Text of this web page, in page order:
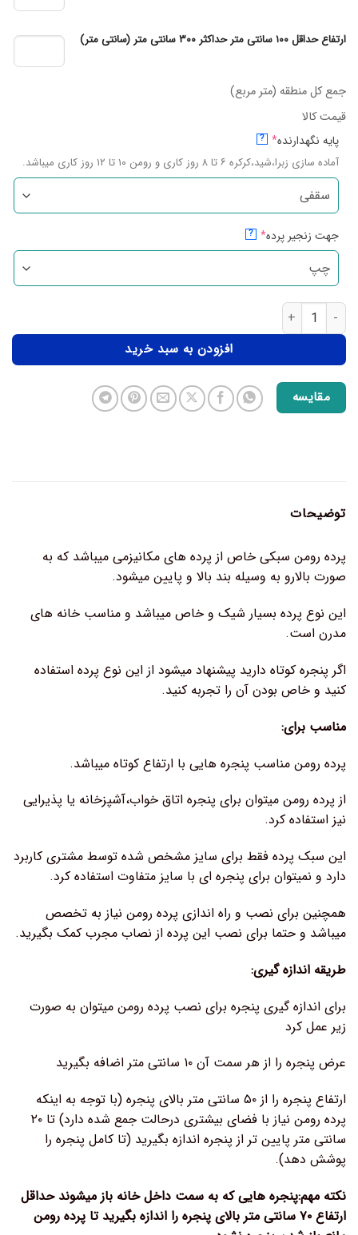
ارتفاع حداقل ۱۰۰ سانتی متر حداکثر ۳۰۰ سانتی متر (سانتی متر)
جمع کل منطقه (متر مربع)
قیمت کالا
پایه نگهدارنده*
?
آماده سازی زبرا،شید،کرکره ۶ تا ۸ روز کاری و رومن ۱۰ تا ۱۲ روز کاری میباشد.
جهت زنجیر پرده*
?
افزودن به سبد خرید
مقایسه
توضیحات
پرده رومن سبکی خاص از پرده های مکانیزمی میباشد که به
صورت بالارو به وسیله بند بالا و پایین میشود.
این نوع پرده بسیار شیک و خاص میباشد و مناسب خانه های
مدرن است.
اگر پنجره کوتاه دارید پیشنهاد میشود از این نوع پرده استفاده
کنید و خاص بودن آن را تجربه کنید.
مناسب برای:
پرده رومن مناسب پنجره هایی با ارتفاع کوتاه میباشد.
از پرده رومن میتوان برای پنجره اتاق خواب،آشپزخانه یا پذیرایی
نیز استفاده کرد.
این سبک پرده فقط برای سایز مشخص شده توسط مشتری کاربرد
دارد و نمیتوان برای پنجره ای با سایز متفاوت استفاده کرد.
همچنین برای نصب و راه اندازی پرده رومن نیاز به تخصص
میباشد و حتما برای نصب این پرده از نصاب مجرب کمک بگیرید.
طریقه اندازه گیری:
برای اندازه گیری پنجره برای نصب پرده رومن میتوان به صورت
زیر عمل کرد
عرض پنجره را از هر سمت آن ۱۰ سانتی متر اضافه بگیرید
ارتفاع پنجره را از ۵۰ سانتی متر بالای پنجره (با توجه به اینکه
پرده رومن نیاز با فضای بیشتری درحالت جمع شده دارد) تا ۲۰
سانتی متر پایین تر از پنجره اندازه بگیرید (تا کامل پنجره را
پوشش دهد).
نکته مهم:پنجره هایی که به سمت داخل خانه باز میشوند حداقل
ارتفاع ۷۰ سانتی متر بالای پنجره را اندازه بگیرید تا پرده رومن